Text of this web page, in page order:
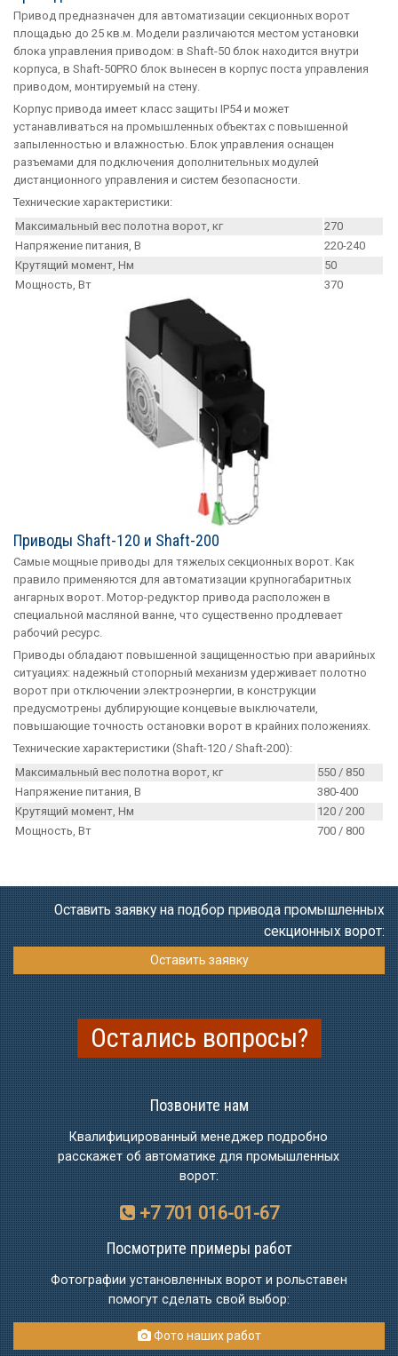
Привод предназначен для автоматизации секционных ворот
площадью до 25 кв.м. Модели различаются местом установки
блока управления приводом: в Shaft-50 блок находится внутри
корпуса, в Shaft-50PRO блок вынесен в корпус поста управления
приводом, монтируемый на стену.
Корпус привода имеет класс защиты IP54 и может
устанавливаться на промышленных объектах с повышенной
запыленностью и влажностью. Блок управления оснащен
разъемами для подключения дополнительных модулей
дистанционного управления и систем безопасности.
Технические характеристики:
Максимальный вес полотна ворот, кг
270
Напряжение питания, В
220-240
Крутящий момент, Нм
50
Мощность, Вт
370
Приводы Shaft-120 и Shaft-200
Самые мощные приводы для тяжелых секционных ворот. Как
правило применяются для автоматизации крупногабаритных
ангарных ворот. Мотор-редуктор привода расположен в
специальной масляной ванне, что существенно продлевает
рабочий ресурс.
Приводы обладают повышенной защищенностью при аварийных
ситуациях: надежный стопорный механизм удерживает полотно
ворот при отключении электроэнергии, в конструкции
предусмотрены дублирующие концевые выключатели,
повышающие точность остановки ворот в крайних положениях.
Технические характеристики (Shaft-120 / Shaft-200):
Максимальный вес полотна ворот, кг
550 / 850
Напряжение питания, В
380-400
Крутящий момент, Нм
120 / 200
Мощность, Вт
700 / 800
Оставить заявку на подбор привода промышленных
секционных ворот:
Оставить заявку
Остались вопросы?
Позвоните нам
Квалифицированный менеджер подробно
расскажет об автоматике для промышленных
ворот:
+7 701 016-01-67
Посмотрите примеры работ
Фотографии установленных ворот и рольставен
помогут сделать свой выбор:
Фото наших работ